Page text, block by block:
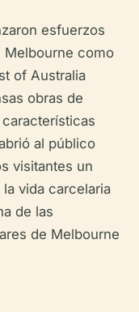
esfuerzos
Melbourne como
of Australia
obras de
al público
visitantes un
vida carcelaria
de las
de Melbourne